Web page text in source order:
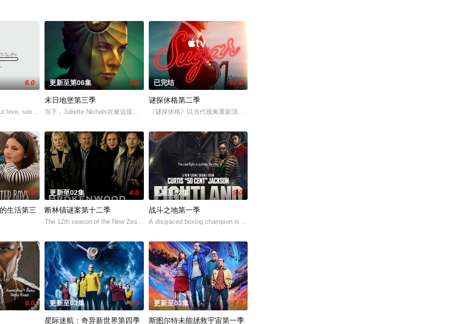
6.0
love, sex and passion – a re
更新至第06集 3.0
末日地堡第三季
当下，Juliette Nichols在被迫接受“净化”后幸存下来，但记忆却已丧失，而地堡正从叛乱中恢复
已完结 10.0
谜探休格第二季
《谜探休格》以当代视角重新演绎了文学、电影和电视史上最受欢迎且意义重大的题材之一——私家侦探故事
2.0
生活第三
更新至02集 4.0
断林镇谜案第十二季
The 12th season of the New Zealand drama series “The
更新至02集 9.0
战斗之地第一季
A disgraced boxing champion is released from prison
6.0 更新至03集 1.0
星际迷航：奇异新世界第四季
更新至03集 2.0
斯图尔特未能拯救宇宙第一季